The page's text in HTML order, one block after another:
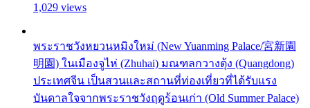
1,029 views
พระราชวังหยวนหมิงใหม่ (New Yuanming Palace/宮新園
明園) ในเมืองจูไห่ (Zhuhai) มณฑลกวางตุ้ง (Quangdong)
ประเทศจีน เป็นสวนและสถานที่ท่องเที่ยวที่ได้รับแรง
บันดาลใจจากพระราชวังฤดูร้อนเก่า (Old Summer Palace)